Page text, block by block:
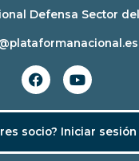
Defensa Sector
F
a
e
b
Y
o
t
u
socio? Iniciar sesión